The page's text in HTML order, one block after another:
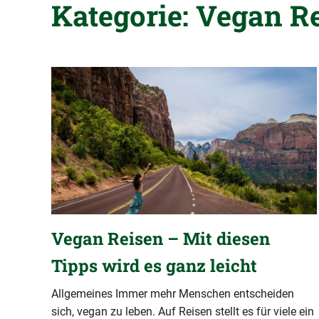
Kategorie: Vegan
Vegan Reisen – Mit diesen
Tipps wird es ganz leicht
Allgemeines Immer mehr Menschen entscheiden
sich, vegan zu leben. Auf Reisen stellt es für viele ein